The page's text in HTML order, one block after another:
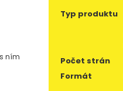
ním
Typ produktu
Počet strán
Formát